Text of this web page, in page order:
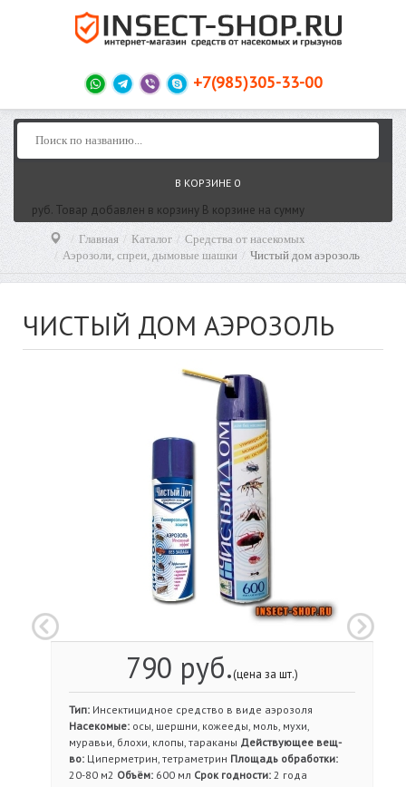
+7(985)305-33-00
В КОРЗИНЕ 0
руб. Товар добавлен в корзину В корзине на сумму
Главная Каталог
Средства от насекомых
Аэрозоли, спреи, дымовые шашки
Чистый дом аэрозоль
ЧИСТЫЙ ДОМ АЭРОЗОЛЬ
790 руб.(цена за шт.)
Тип: Инсектицидное средство в виде аэрозоля
Насекомые: осы, шершни, кожееды, моль, мухи,
муравьи, блохи, клопы, тараканы Действующее вещ-
во: Циперметрин, тетраметрин Площадь обработки:
20-80 м2 Объём: 600 мл Срок годности: 2 года